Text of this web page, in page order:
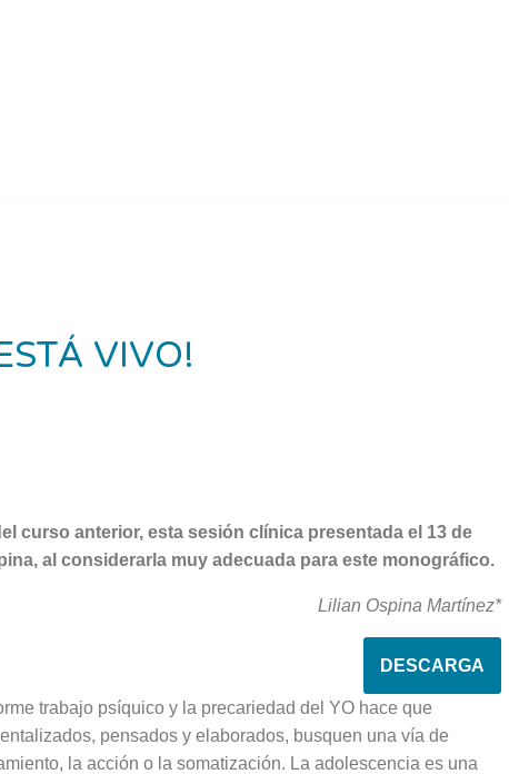
VIVO!
curso anterior, esta sesión clínica presentada el 13 de
al considerarla muy adecuada para este monográfico.
Lilian Ospina Martínez*
DESCARGA
trabajo psíquico y la precariedad del YO hace que
pensados y elaborados, busquen una vía de
la acción o la somatización. La adolescencia es una